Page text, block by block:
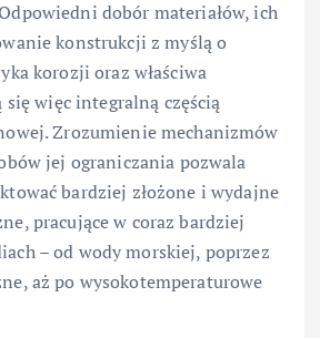
dobór materiałów, ich
konstrukcji z myślą o
korozji oraz właściwa
się więc integralną częścią
Zrozumienie mechanizmów
jej ograniczania pozwala
bardziej złożone i wydajne
pracujące w coraz bardziej
– od wody morskiej, poprzez
aż po wysokotemperaturowe